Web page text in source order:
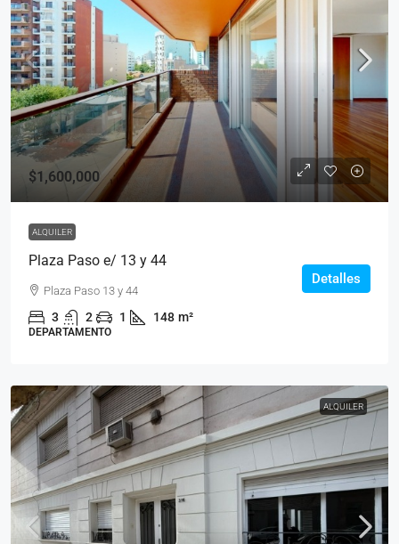
$1,600,000
ALQUILER
Plaza Paso e/ 13 y 44
Plaza Paso 13 y 44
3 2 1 148 m²
DEPARTAMENTO
Detalles
ALQUILER